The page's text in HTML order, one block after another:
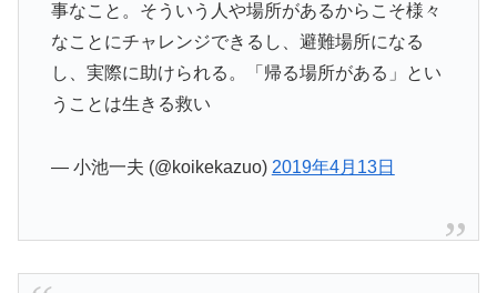
事なこと。そういう人や場所があるからこそ様々
なことにチャレンジできるし、避難場所になる
し、実際に助けられる。「帰る場所がある」とい
うことは生きる救い
— 小池一夫 (@koikekazuo) 2019年4月13日